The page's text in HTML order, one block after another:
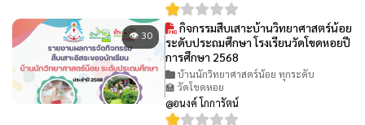
👁 30
กิจกรรมสืบเสาะบ้านวิทยาศาสตร์น้อย
ระดับประถมศึกษา โรงเรียนวัดโขดหอยปี
การศึกษา 2568
บ้านนักวิทยาศาสตร์น้อย ทุกระดับ
🏫 วัดโขดหอย
@อนงค์ โกการัตน์